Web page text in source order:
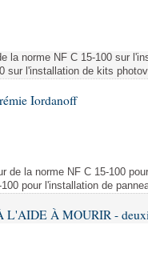
la norme NF C 15-100 sur
sur l'installation de kits
Iordanoff
de la norme NF C 15-100
pour l'installation de
L'AIDE À MOURIR -